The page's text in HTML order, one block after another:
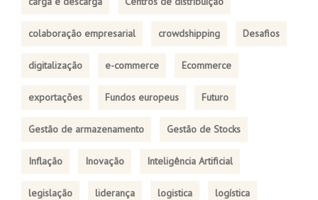
colaboração empresarial crowdshipping Desafios
digitalização e-commerce Ecommerce
exportações Fundos europeus Futuro
Gestão de armazenamento Gestão de Stocks
Inflação Inovação Inteligência Artificial
legislação liderança logistica logística